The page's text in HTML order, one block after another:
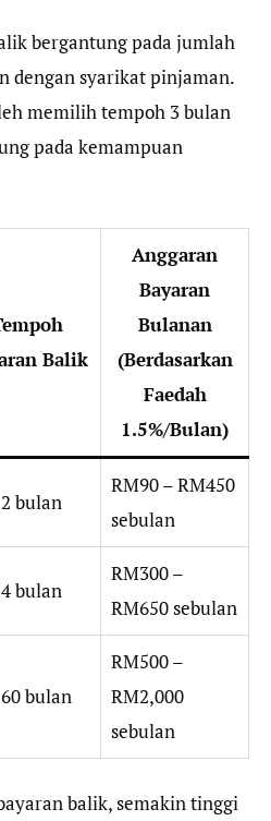
bergantung pada jumlah
dengan syarikat pinjaman.
memilih tempoh 3 bulan
pada kemampuan
Balik
Anggaran
Bayaran
Bulanan
(Berdasarkan
Faedah
1.5%/Bulan)
bulan
RM90 – RM450
sebulan
bulan
RM300 –
RM650 sebulan
bulan
RM500 –
RM2,000
sebulan
balik, semakin tinggi